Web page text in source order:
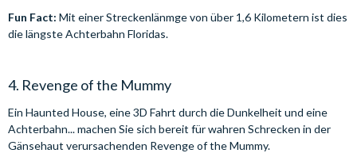
Fun Fact: Mit einer Streckenlänmge von über 1,6 Kilometern ist dies
die längste Achterbahn Floridas.
4. Revenge of the Mummy
Ein Haunted House, eine 3D Fahrt durch die Dunkelheit und eine
Achterbahn... machen Sie sich bereit für wahren Schrecken in der
Gänsehaut verursachenden Revenge of the Mummy.